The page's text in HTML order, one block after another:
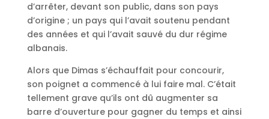
d’arrêter, devant son public, dans son pays
d’origine ; un pays qui l’avait soutenu pendant
des années et qui l’avait sauvé du dur régime
albanais.
Alors que Dimas s’échauffait pour concourir,
son poignet a commencé à lui faire mal. C’était
tellement grave qu’ils ont dû augmenter sa
barre d’ouverture pour gagner du temps et ainsi